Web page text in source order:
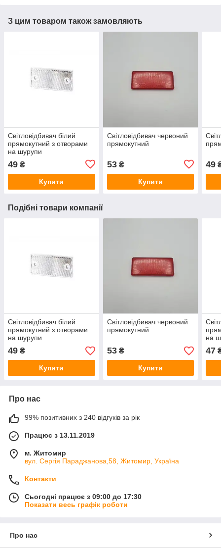
З цим товаром також замовляють
Світловідбивач білий
прямокутний з отворами
на шурупи
49 ₴
Купити
Світловідбивач червоний
прямокутний
53₴
Купити
49
Подібні товари компанії
Світловідбивач білий
прямокутний з отворами
на шурупи
49 ₴
Купити
Світловідбивач червоний
прямокутний
53₴
Купити
на
47
Про нас
99% позитивних з 240 відгуків за рік
Працює з 13.11.2019
м. Житомир
вул. Сергія Параджанова,58, Житомир, Україна
Контакти
Сьогодні працює з 09:00 до 17:30
Показати весь графік роботи
Про нас